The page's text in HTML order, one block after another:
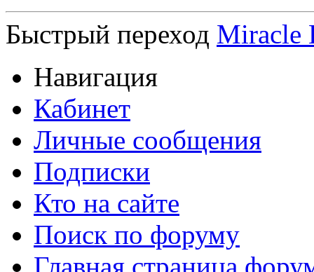
Быстрый переход Miracle
Навигация
Кабинет
Личные сообщения
Подписки
Кто на сайте
Поиск по форуму
Главная страница